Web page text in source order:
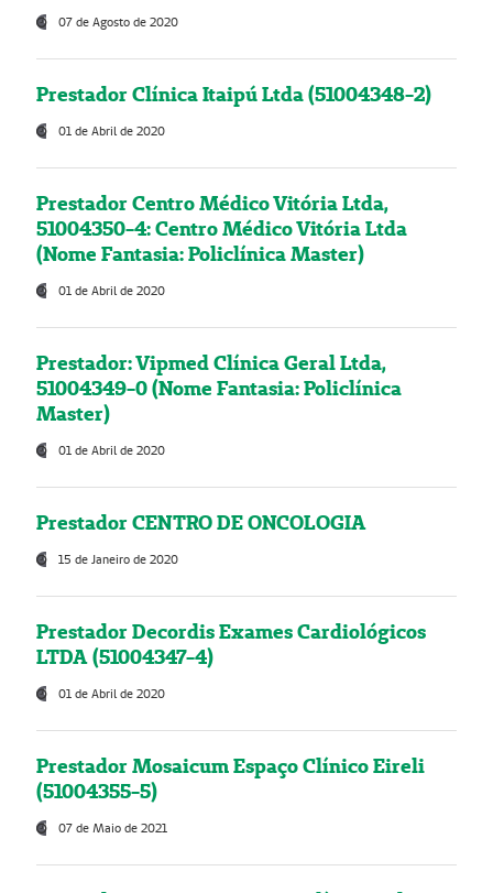
07 de Agosto de 2020
Prestador Clínica Itaipú Ltda (51004348-2)
01 de Abril de 2020
Prestador Centro Médico Vitória Ltda,
51004350-4: Centro Médico Vitória Ltda
(Nome Fantasia: Policlínica Master)
01 de Abril de 2020
Prestador: Vipmed Clínica Geral Ltda,
51004349-0 (Nome Fantasia: Policlínica
Master)
01 de Abril de 2020
Prestador CENTRO DE ONCOLOGIA
15 de Janeiro de 2020
Prestador Decordis Exames Cardiológicos
LTDA (51004347-4)
01 de Abril de 2020
Prestador Mosaicum Espaço Clínico Eireli
(51004355-5)
07 de Maio de 2021